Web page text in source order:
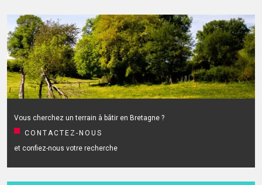
Vous cherchez un terrain à bâtir en Bretagne ?
CONTACTEZ-NOUS
et confiez-nous votre recherche